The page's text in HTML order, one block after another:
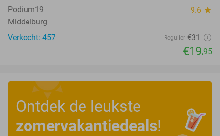
Podium19 9.6 star
Middelburg
Verkocht: 457
Regulier €31
€19,95
Ontdek de leukste
zomervakantiedeals!